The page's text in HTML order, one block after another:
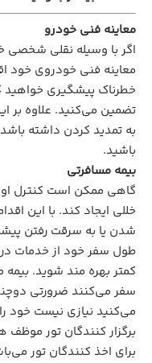
معاینه فنی خودرو
اگر با وسیله نقلی شخصی
معاینه فنی خودروی خود
خطرناک پیشگیری خواهید
تضمین می‌کنید. علاوه بر
به تمدید کردن داشته
باشید.
بیمه مسافرتی
گاهی ممکن است کنترل
خللی ایجاد کند. با این
شدن یا به سرقت رفتن
طول سفر خود از خدمات
کمتر بهره مند شوید.
سفر می‌کنند ضرورتی
می‌کنید نیازی نیست خود
برگزار کنندگان تور موظف
برای اخذ کنندگان تور